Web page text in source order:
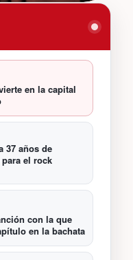
en la capital
37 años de
el rock
con la que
en la bachata